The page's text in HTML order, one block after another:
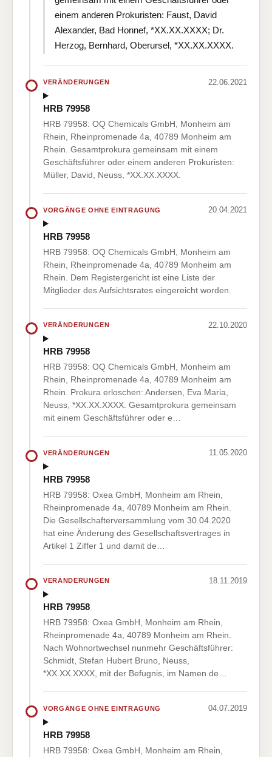
einem anderen Prokuristen: Faust, David
Alexander, Bad Honnef, *XX.XX.XXXX; Dr.
Herzog, Bernhard, Oberursel, *XX.XX.XXXX.
VERÄNDERUNGEN 22.06.2021
HRB 79958
HRB 79958: OQ Chemicals GmbH, Monheim am
Rhein, Rheinpromenade 4a, 40789 Monheim am
Rhein. Gesamtprokura gemeinsam mit einem
Geschäftsführer oder einem anderen Prokuristen:
Müller, David, Neuss, *XX.XX.XXXX.
VORGÄNGE OHNE EINTRAGUNG 20.04.2021
HRB 79958
HRB 79958: OQ Chemicals GmbH, Monheim am
Rhein, Rheinpromenade 4a, 40789 Monheim am
Rhein. Dem Registergericht ist eine Liste der
Mitglieder des Aufsichtsrates eingereicht worden.
VERÄNDERUNGEN 22.10.2020
HRB 79958
HRB 79958: OQ Chemicals GmbH, Monheim am
Rhein, Rheinpromenade 4a, 40789 Monheim am
Rhein. Prokura erloschen: Andersen, Eva Maria,
Neuss, *XX.XX.XXXX. Gesamtprokura gemeinsam
mit einem Geschäftsführer oder e…
VERÄNDERUNGEN 11.05.2020
HRB 79958
HRB 79958: Oxea GmbH, Monheim am Rhein,
Rheinpromenade 4a, 40789 Monheim am Rhein.
Die Gesellschafterversammlung vom 30.04.2020
hat eine Änderung des Gesellschaftsvertrages in
Artikel 1 Ziffer 1 und damit de…
VERÄNDERUNGEN 18.11.2019
HRB 79958
HRB 79958: Oxea GmbH, Monheim am Rhein,
Rheinpromenade 4a, 40789 Monheim am Rhein.
Nach Wohnortwechsel nunmehr Geschäftsführer:
Schmidt, Stefan Hubert Bruno, Neuss,
*XX.XX.XXXX, mit der Befugnis, im Namen de…
VORGÄNGE OHNE EINTRAGUNG 04.07.2019
HRB 79958
HRB 79958: Oxea GmbH, Monheim am Rhein,